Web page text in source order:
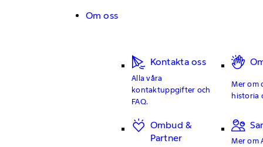
Om oss
Kontakta oss
Alla våra
kontaktuppgifter och
FAQ.
Mer om
historia
Ombud &
Partner
Mer om